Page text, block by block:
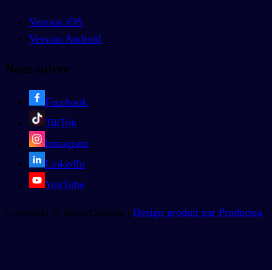
Version iOS
Version Android
Nous suivre
Facebook
TikTok
Instagram
LinkedIn
YouTube
Copyright © BoostChinese | Design produit par Productea